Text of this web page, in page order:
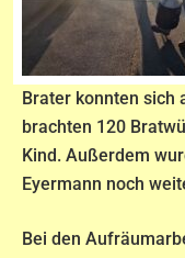
Brater konnten sich
brachten 120
Kind. Außerdem
Eyermann noch
Bei den